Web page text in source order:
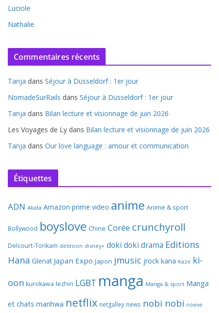
Luciole
Nathalie
Commentaires récents
Tanja dans Séjour à Düsseldorf : 1er jour
NomadeSurRails dans Séjour à Düsseldorf : 1er jour
Tanja dans Bilan lecture et visionnage de juin 2026
Les Voyages de Ly dans Bilan lecture et visionnage de juin 2026
Tanja dans Our love language : amour et communication
Étiquettes
ADN Akata Amazon prime video anime Anime & sport
Bollywood boyslove Chine Corée crunchyroll
Delcourt-Tonkam delitoon disney+ doki doki drama Editions
Hana Glenat Japan Expo Japon jmusic jrock kana Kaze ki-
oon kurokawa lezhin LGBT manga Manga & sport Manga
et chats manhwa netflix netgalley news nobi nobi noeve